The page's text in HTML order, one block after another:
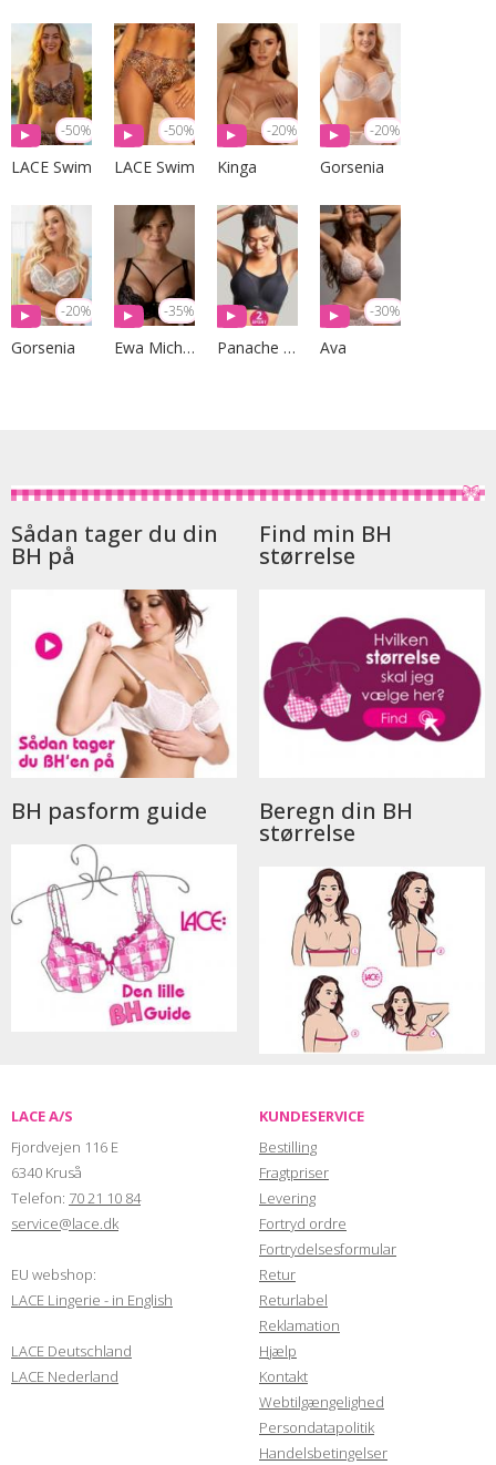
-50%
LACE Swim
-50%
LACE Swim
-20%
Kinga
-20%
Gorsenia
-20%
Gorsenia
-35%
Ewa Michalak Panache Sport
-30%
Ava
Sådan tager du din
BH på
Find min BH
størrelse
BH pasform guide Beregn din BH
størrelse
LACE A/S
Fjordvejen 116 E
6340 Kruså
Telefon: 70 21 10 84
service@lace.dk
EU webshop:
LACE Lingerie - in English
LACE Deutschland
LACE Nederland
KUNDESERVICE
Bestilling
Fragtpriser
Levering
Fortryd ordre
Fortrydelsesformular
Retur
Returlabel
Reklamation
Hjælp
Kontakt
Webtilgængelighed
Persondatapolitik
Handelsbetingelser